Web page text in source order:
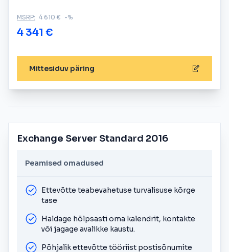
MSRP: 4 610 € -%
4 341 €
Mittesiduv päring
Exchange Server Standard 2016
Peamised omadused
Ettevõtte teabevahetuse turvalisuse kõrge
tase
Haldage hõlpsasti oma kalendrit, kontakte
või jagage avalikke kaustu.
Põhjalik ettevõtte tööriist postisõnumite